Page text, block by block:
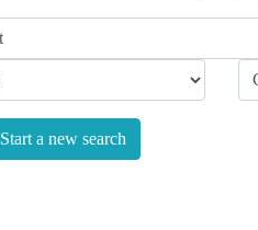
Start a new search